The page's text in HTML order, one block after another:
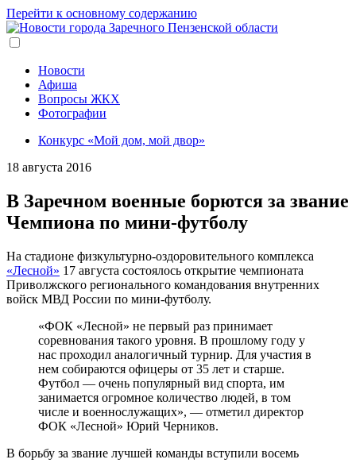
Перейти к основному содержанию
Новости
Афиша
Вопросы ЖКХ
Фотографии
Конкурс «Мой дом, мой двор»
18 августа 2016
В Заречном военные борются за звание
Чемпиона по мини-футболу
На стадионе физкультурно-оздоровительного комплекса
«Лесной» 17 августа состоялось открытие чемпионата
Приволжского регионального командования внутренних
войск МВД России по мини-футболу.
«ФОК «Лесной» не первый раз принимает
соревнования такого уровня. В прошлому году у
нас проходил аналогичный турнир. Для участия в
нем собираются офицеры от 35 лет и старше.
Футбол — очень популярный вид спорта, им
занимается огромное количество людей, в том
числе и военнослужащих», — отметил директор
ФОК «Лесной» Юрий Черников.
В борьбу за звание лучшей команды вступили восемь